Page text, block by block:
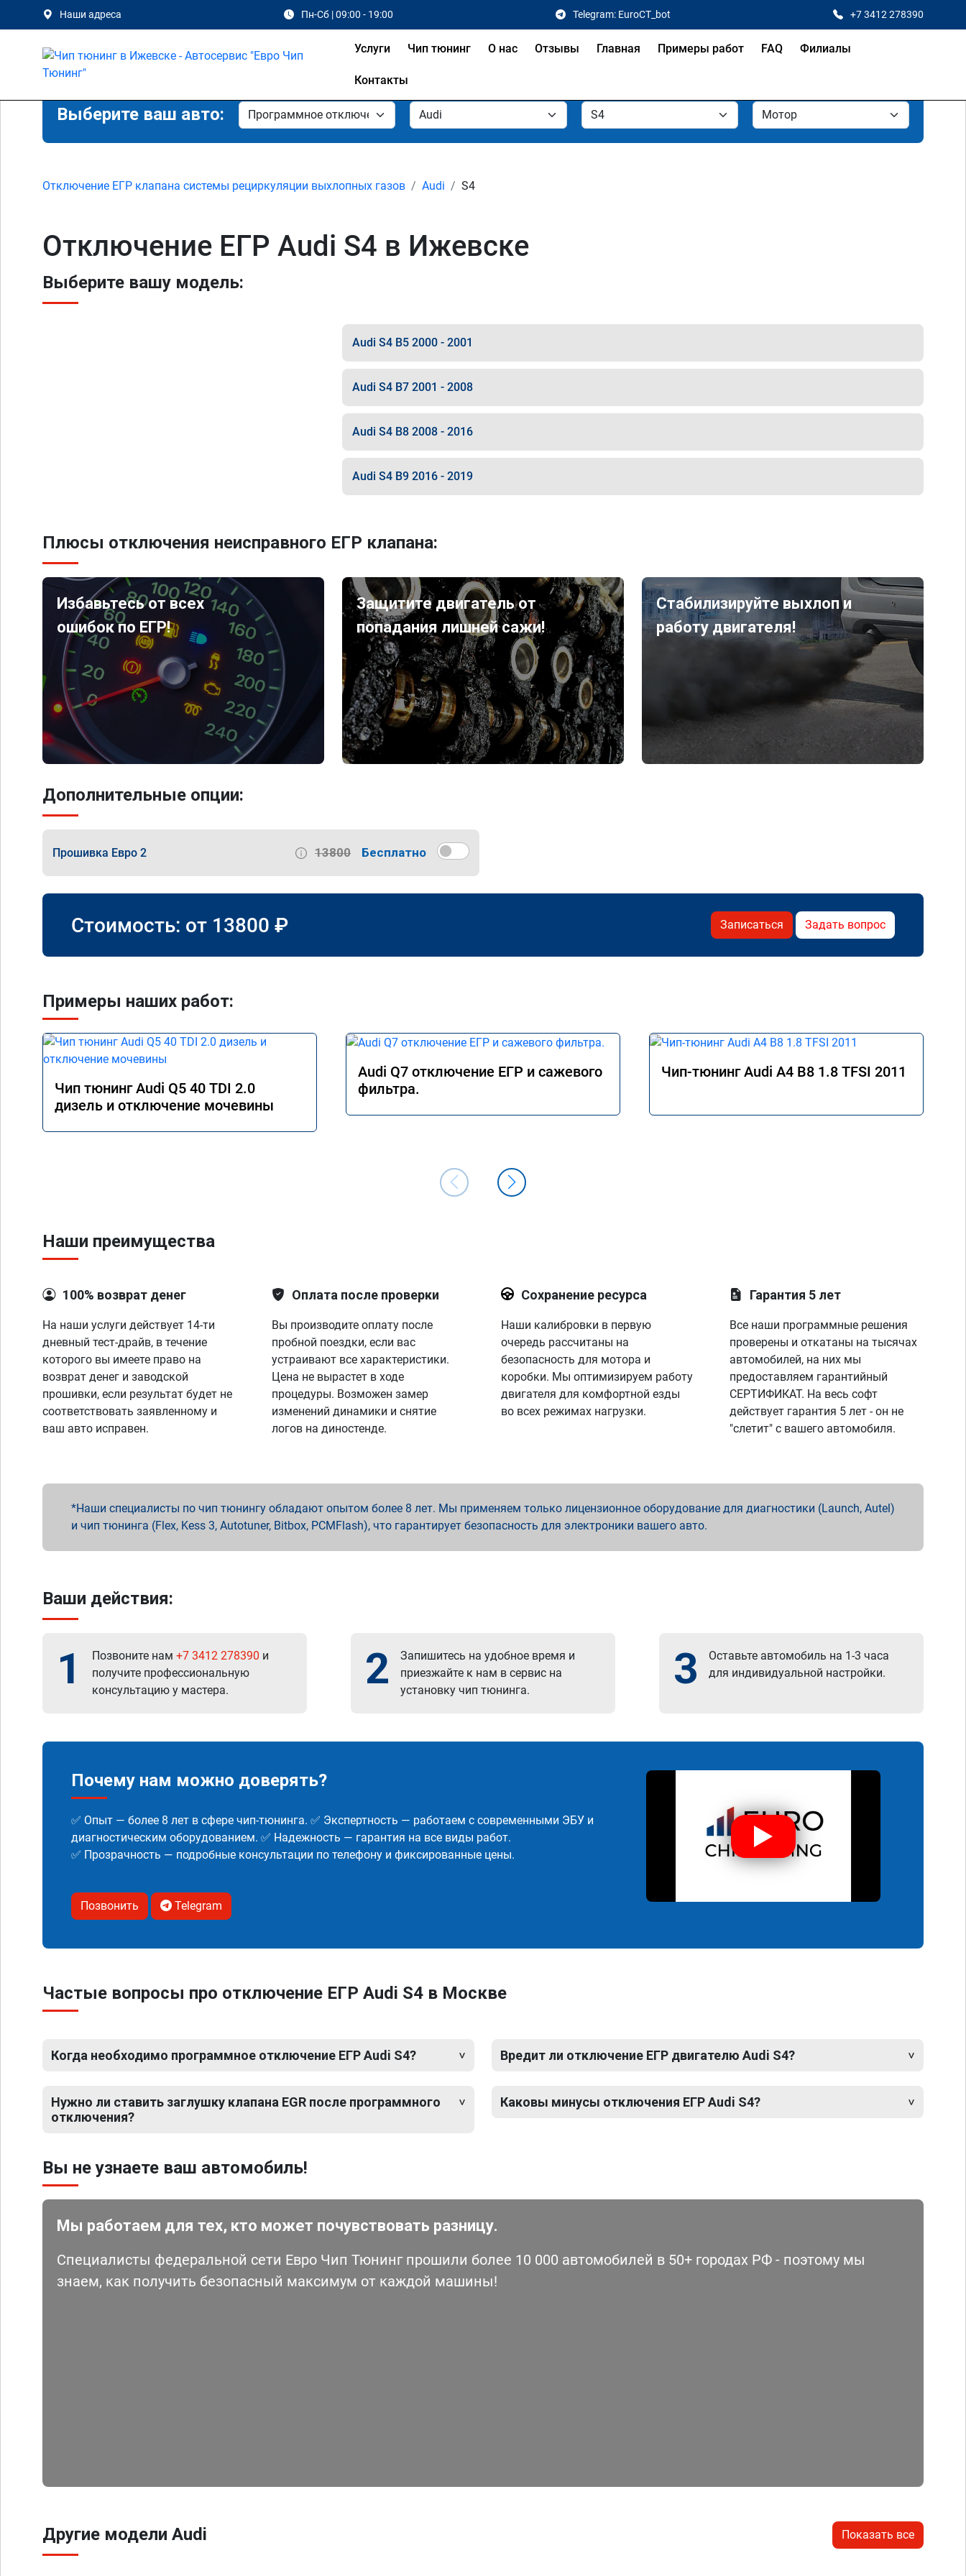
Наши адреса Пн-Сб | 09:00 - 19:00 Telegram: EuroCT_bot +7 3412 278390
Услуги Чип тюнинг О нас Отзывы Главная Примеры работ FAQ Филиалы
Контакты
Выберите ваш авто:
Отключение ЕГР клапана системы рециркуляции выхлопных газов Audi S4
Отключение ЕГР Audi S4 в Ижевске
Выберите вашу модель:
Audi S4 B5 2000 - 2001
Audi S4 B7 2001 - 2008
Audi S4 B8 2008 - 2016
Audi S4 B9 2016 - 2019
Плюсы отключения неисправного ЕГР клапана:
Избавьтесь от всех
ошибок по ЕГР!
Защитите двигатель от
попадания лишней сажи!
Стабилизируйте выхлоп и
работу двигателя!
Дополнительные опции:
Прошивка Евро 2 13800 Бесплатно
Стоимость: от 13800 ₽ Записаться Задать вопрос
Примеры наших работ:
Чип тюнинг Audi Q5 40 TDI 2.0
дизель и отключение мочевины
Audi Q7 отключение ЕГР и сажевого
фильтра.
Чип-тюнинг Audi A4 B8 1.8 TFSI 2011
Наши преимущества
100% возврат денег
На наши услуги действует 14-ти
дневный тест-драйв, в течение
которого вы имеете право на
возврат денег и заводской
прошивки, если результат будет не
соответствовать заявленному и
ваш авто исправен.
Оплата после проверки
Вы производите оплату после
пробной поездки, если вас
устраивают все характеристики.
Цена не вырастет в ходе
процедуры. Возможен замер
изменений динамики и снятие
логов на диностенде.
Сохранение ресурса
Наши калибровки в первую
очередь рассчитаны на
безопасность для мотора и
коробки. Мы оптимизируем работу
двигателя для комфортной езды
во всех режимах нагрузки.
Гарантия 5 лет
Все наши программные решения
проверены и откатаны на тысячах
автомобилей, на них мы
предоставляем гарантийный
СЕРТИФИКАТ. На весь софт
действует гарантия 5 лет - он не
"слетит" с вашего автомобиля.
Наши специалисты по чип тюнингу обладают опытом более 8 лет. Мы применяем только лицензионное оборудование для диагностики (Launch, Autel)
и чип тюнинга (Flex, Kess 3, Autotuner, Bitbox, PCMFlash), что гарантирует безопасность для электроники вашего авто.
Ваши действия:
1 Позвоните нам +7 3412 278390 и
получите профессиональную
консультацию у мастера.
2
Запишитесь на удобное время и
приезжайте к нам в сервис на
установку чип тюнинга.
3
Оставьте автомобиль на 1-3 часа
для индивидуальной настройки.
Почему нам можно доверять?
✅ Опыт — более 8 лет в сфере чип-тюнинга. ✅ Экспертность — работаем с современными ЭБУ и
диагностическим оборудованием. ✅ Надежность — гарантия на все виды работ.
✅ Прозрачность — подробные консультации по телефону и фиксированные цены.
Позвонить Telegram
Частые вопросы про отключение ЕГР Audi S4 в Москве
Когда необходимо программное отключение ЕГР Audi S4?
Нужно ли ставить заглушку клапана EGR после программного
отключения?
Вредит ли отключение ЕГР двигателю Audi S4?
Каковы минусы отключения ЕГР Audi S4?
Вы не узнаете ваш автомобиль!
Мы работаем для тех, кто может почувствовать разницу.
Специалисты федеральной сети Евро Чип Тюнинг прошили более 10 000 автомобилей в 50+ городах РФ - поэтому мы
знаем, как получить безопасный максимум от каждой машины!
Другие модели Audi Показать все